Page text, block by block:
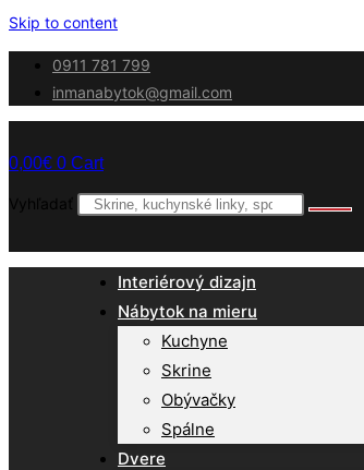
Skip to content
0911 781 799
inmanabytok@gmail.com
0,00€ 0 Cart
Vyhľadať
Interiérový dizajn
Nábytok na mieru
Kuchyne
Skrine
Obývačky
Spálne
Dvere